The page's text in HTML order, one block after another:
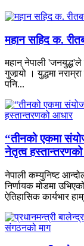
महान सहिद क.
महान् नेपाली 'जनयुद्ध'ले
गुजार्‍यो । युद्धमा
पनि...
“तीनको एकमा
नेतृत्व
नेपाली कम्युनिष्ट
निर्णायक मोडमा
ऐतिहासिक कार्यभार